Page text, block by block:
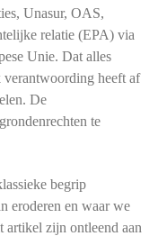
Unasur, OAS,
relatie (EPA) via
Unie. Dat alles
heeft af
De
te
begrip
eroderen en waar we
artikel zijn ontleend aan